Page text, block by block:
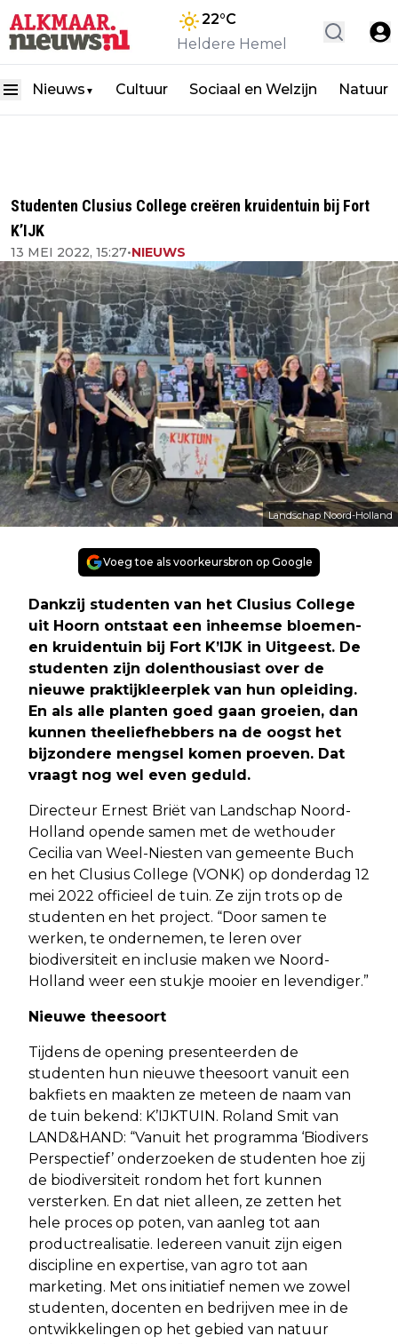
22°C
Heldere Hemel
Nieuws ▼ Cultuur Sociaal en Welzijn Natuur
Studenten Clusius College creëren kruidentuin bij Fort
K’IJK
13 MEI 2022, 15:27•NIEUWS
Landschap Noord-Holland
Voeg toe als voorkeursbron op Google
Dankzij studenten van het Clusius College
uit Hoorn ontstaat een inheemse bloemen-
en kruidentuin bij Fort K’IJK in Uitgeest. De
studenten zijn dolenthousiast over de
nieuwe praktijkleerplek van hun opleiding.
En als alle planten goed gaan groeien, dan
kunnen theeliefhebbers na de oogst het
bijzondere mengsel komen proeven. Dat
vraagt nog wel even geduld.
Directeur Ernest Briët van Landschap Noord-
Holland opende samen met de wethouder
Cecilia van Weel-Niesten van gemeente Buch
en het Clusius College (VONK) op donderdag 12
mei 2022 officieel de tuin. Ze zijn trots op de
studenten en het project. “Door samen te
werken, te ondernemen, te leren over
biodiversiteit en inclusie maken we Noord-
Holland weer een stukje mooier en levendiger.”
Nieuwe theesoort
Tijdens de opening presenteerden de
studenten hun nieuwe theesoort vanuit een
bakfiets en maakten ze meteen de naam van
de tuin bekend: K’IJKTUIN. Roland Smit van
LAND&HAND: “Vanuit het programma ‘Biodivers
Perspectief’ onderzoeken de studenten hoe zij
de biodiversiteit rondom het fort kunnen
versterken. En dat niet alleen, ze zetten het
hele proces op poten, van aanleg tot aan
productrealisatie. Iedereen vanuit zijn eigen
discipline en expertise, van agro tot aan
marketing. Met ons initiatief nemen we zowel
studenten, docenten en bedrijven mee in de
ontwikkelingen op het gebied van natuur